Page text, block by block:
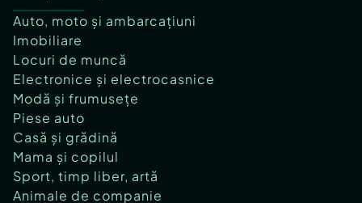
Auto, moto și ambarcațiuni
Imobiliare
Locuri de muncă
Electronice și electrocasnice
Modă și frumusețe
Piese auto
Casă și grădină
Mama și copilul
Sport, timp liber, artă
Animale de companie